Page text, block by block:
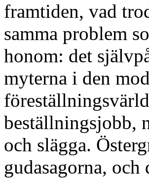
framtiden, vad
samma problem
honom: det
myterna i den
beställningsjobb,
och slägga.
gudasagorna,